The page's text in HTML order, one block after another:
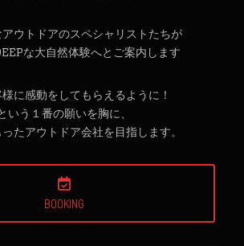
ウトドアのスペシャリストたちが
な大自然体験へとご案内します
に感動をしてもらえるように！
いう１番の願いを胸に、
たアウトドア会社を目指します。
BOOKING